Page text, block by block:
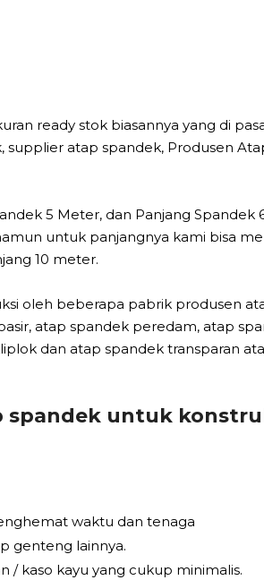
ready stok biasannya yang di
atap spandek, Produsen
5 Meter, dan Panjang Spandek
untuk panjangnya kami bisa
10 meter.
oleh beberapa pabrik produsen
atap spandek peredam, atap
dan atap spandek transparan
spandek untuk
waktu dan tenaga
genteng lainnya.
/ kaso kayu yang cukup minimalis.